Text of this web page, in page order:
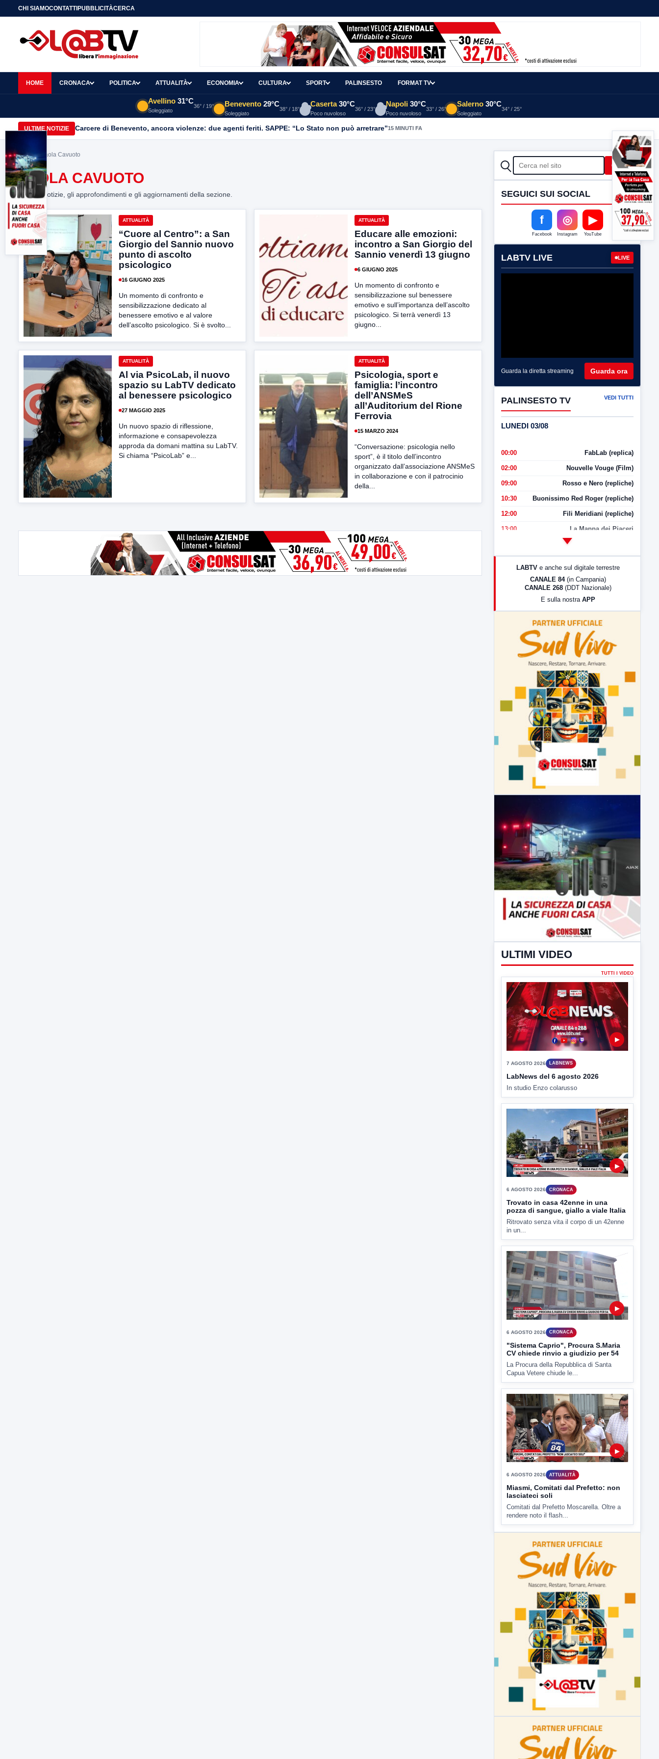
CHI SIAMOCONTATTIPUBBLICITÀCERCA
HOME CRONACA POLITICA ATTUALITÀ ECONOMIA CULTURA SPORT PALINSESTO FORMAT TV
Avellino 31°C
Soleggiato
36° / 19° Benevento 29°C
Soleggiato
38° / 18°
Caserta 30°C
Poco nuvoloso
36° / 23°
Napoli 30°C
Poco nuvoloso
33° / 26°
Salerno 30°C
Soleggiato
34° / 25°
ULTIME NOTIZIE Carcere di Benevento, ancora violenze: due agenti feriti. SAPPE: “Lo Stato non può arretrare”15 MINUTI FA
Home> Paola Cavuoto
PAOLA CAVUOTO
Tutte le notizie, gli approfondimenti e gli aggiornamenti della sezione.
ATTUALITÀ
“Cuore al Centro”: a San
Giorgio del Sannio nuovo
punto di ascolto
psicologico
16 GIUGNO 2025
Un momento di confronto e
sensibilizzazione dedicato al
benessere emotivo e al valore
dell’ascolto psicologico. Si è svolto...
ATTUALITÀ
Educare alle emozioni:
incontro a San Giorgio del
Sannio venerdì 13 giugno
6 GIUGNO 2025
Un momento di confronto e
sensibilizzazione sul benessere
emotivo e sull’importanza dell’ascolto
psicologico. Si terrà venerdì 13
giugno...
ATTUALITÀ
Al via PsicoLab, il nuovo
spazio su LabTV dedicato
al benessere psicologico
27 MAGGIO 2025
Un nuovo spazio di riflessione,
informazione e consapevolezza
approda da domani mattina su LabTV.
Si chiama “PsicoLab” e...
ATTUALITÀ
Psicologia, sport e
famiglia: l’incontro
dell’ANSMeS
all’Auditorium del Rione
Ferrovia
15 MARZO 2024
“Conversazione: psicologia nello
sport”, è il titolo dell’incontro
organizzato dall’associazione ANSMeS
in collaborazione e con il patrocinio
della...
CERCA Cerca
SEGUICI SUI SOCIAL
f
Facebook
◎
Instagram
▶
YouTube
LABTV LIVE LIVE
Guarda la diretta streaming Guarda ora
PALINSESTO TV VEDI TUTTI
LUNEDI 03/08
00:00 FabLab (replica)
02:00 Nouvelle Vouge (Film)
09:00 Rosso e Nero (repliche)
10:30 Buonissimo Red Roger (repliche)
12:00 Fili Meridiani (repliche)
13:00 La Mappa dei Piaceri
LabNews (Diretta)
LabNews (replica)
LABTV e anche sul digitale terrestre
CANALE 84 (in Campania)
CANALE 268 (DDT Nazionale)
E sulla nostra APP
ULTIMI VIDEO
TUTTI I VIDEO
▶
7 AGOSTO 2026 LABNEWS
LabNews del 6 agosto 2026
In studio Enzo colarusso
▶
Trovato in casa 42enne in una
pozza di sangue, giallo a viale Italia
Ritrovato senza vita il corpo di un 42enne
in un...
▶
"Sistema Caprio", Procura S.Maria
CV chiede rinvio a giudizio per 54
La Procura della Repubblica di Santa
Capua Vetere chiude le...
6 AGOSTO 2026 ATTUALITÀ
Miasmi, Comitati dal Prefetto: non
lasciateci soli
Comitati dal Prefetto Moscarella. Oltre a
rendere noto il flash...